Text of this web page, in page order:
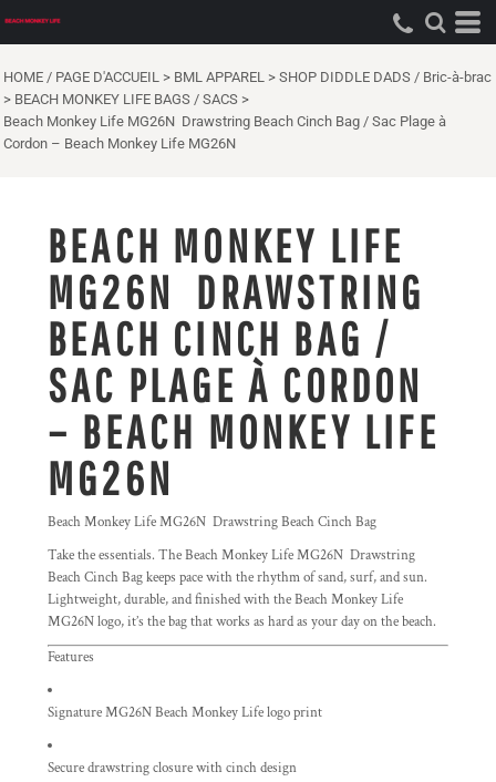
HOME / PAGE D'ACCUEIL > BML APPAREL > SHOP DIDDLE DADS / Bric-à-brac
> BEACH MONKEY LIFE BAGS / SACS >
Beach Monkey Life MG26N Drawstring Beach Cinch Bag / Sac Plage à
Cordon – Beach Monkey Life MG26N
BEACH MONKEY LIFE
MG26N DRAWSTRING
BEACH CINCH BAG /
SAC PLAGE À CORDON
– BEACH MONKEY LIFE
MG26N
Beach Monkey Life MG26N Drawstring Beach Cinch Bag
Take the essentials. The Beach Monkey Life MG26N Drawstring
Beach Cinch Bag keeps pace with the rhythm of sand, surf, and sun.
Lightweight, durable, and finished with the Beach Monkey Life
MG26Nlogo, it’s the bag that works as hard as your day on the beach.
Features
SignatureMG26NBeach Monkey Life logo print
Secure drawstring closure with cinch design